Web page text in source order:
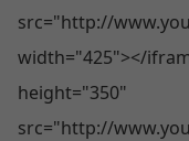
src="http://
width="425"></
height="350"
src="http://